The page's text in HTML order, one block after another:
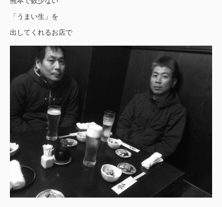
「うまい生」を
出してくれるお店で